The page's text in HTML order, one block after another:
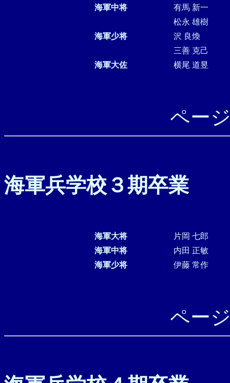
海軍中将
有馬 新一
松永 雄樹
海軍少将
沢 良煥
三善 克己
海軍大佐
横尾 道昱
ペー
海軍兵学校３期卒業
海軍大将
片岡 七郎
海軍中将
内田 正敏
海軍少将
伊藤 常作
ペー